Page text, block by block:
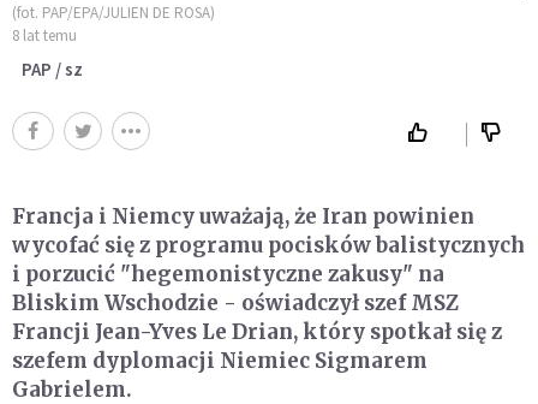
(fot. PAP/EPA/JULIEN DE ROSA)
8 lat temu
PAP / sz
Francja i Niemcy uważają, że Iran powinien
wycofać się z programu pocisków balistycznych
i porzucić "hegemonistyczne zakusy" na
Bliskim Wschodzie - oświadczył szef MSZ
Francji Jean-Yves Le Drian, który spotkał się z
szefem dyplomacji Niemiec Sigmarem
Gabrielem.